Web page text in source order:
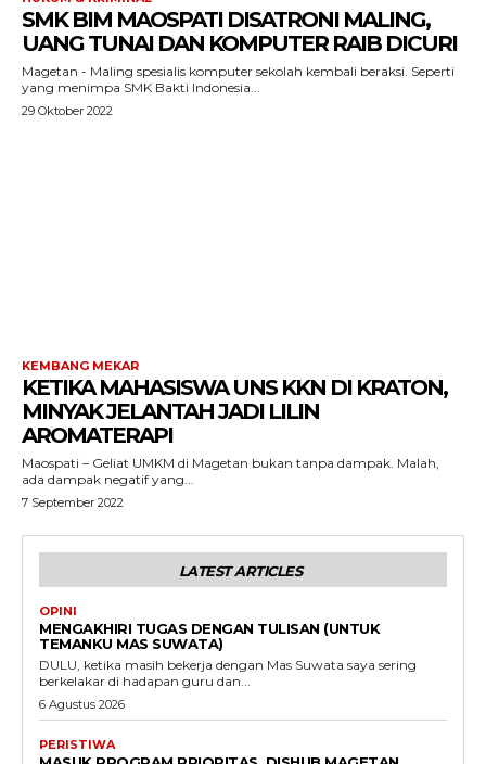
SMK BIM MAOSPATI DISATRONI MALING,
UANG TUNAI DAN KOMPUTER RAIB DICURI
Magetan - Maling spesialis komputer sekolah kembali beraksi. Seperti
yang menimpa SMK Bakti Indonesia...
29 Oktober 2022
KEMBANG MEKAR
KETIKA MAHASISWA UNS KKN DI KRATON,
MINYAK JELANTAH JADI LILIN
AROMATERAPI
Maospati – Geliat UMKM di Magetan bukan tanpa dampak. Malah,
ada dampak negatif yang...
7 September 2022
LATEST ARTICLES
OPINI
MENGAKHIRI TUGAS DENGAN TULISAN (UNTUK
TEMANKU MAS SUWATA)
DULU, ketika masih bekerja dengan Mas Suwata saya sering
berkelakar di hadapan guru dan...
6 Agustus 2026
PERISTIWA